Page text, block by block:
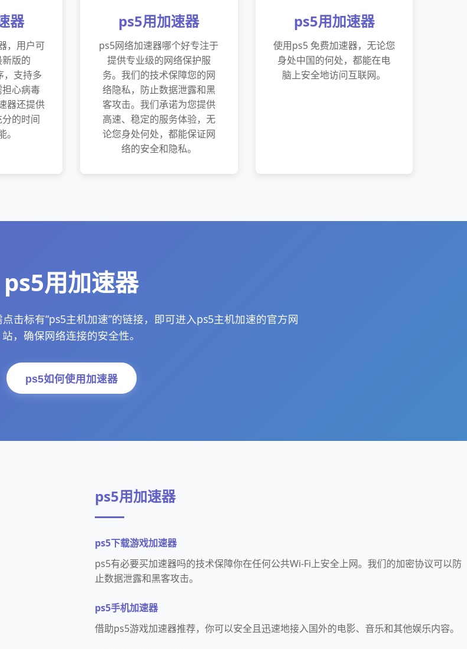
器
，用户可
版的
支持多
心病毒
器还提供
的时间
ps5用加速器
ps5网络加速器哪个好专注于
提供专业级的网络保护服
务。我们的技术保障您的网
络隐私，防止数据泄露和黑
客攻击。我们承诺为您提供
高速、稳定的服务体验，无
论您身处何处，都能保证网
络的安全和隐私。
ps5用加速器
使用ps5 免费加速器，无论您
身处中国的何处，都能在电
脑上安全地访问互联网。
ps5用加速器
击标有“ps5主机加速”的链接，即可进入ps5主机加速的官方网
站，确保网络连接的安全性。
ps5如何使用加速器
ps5用加速器
ps5下载游戏加速器
ps5有必要买加速器吗的技术保障你在任何公共Wi-Fi上安全上网。我们的加密协议可以防
止数据泄露和黑客攻击。
ps5手机加速器
借助ps5游戏加速器推荐，你可以安全且迅速地接入国外的电影、音乐和其他娱乐内容。